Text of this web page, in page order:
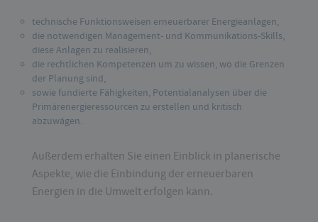
technische Funktionsweisen erneuerbarer Energieanlagen,
die notwendigen Management- und Kommunikations-Skills,
diese Anlagen zu realisieren,
die rechtlichen Kompetenzen um zu wissen, wo die Grenzen
der Planung sind,
sowie fundierte Fähigkeiten, Potentialanalysen über die
Primärenergieressourcen zu erstellen und kritisch
abzuwägen.
Außerdem erhalten Sie einen Einblick in planerische
Aspekte, wie die Einbindung der erneuerbaren
Energien in die Umwelt erfolgen kann.